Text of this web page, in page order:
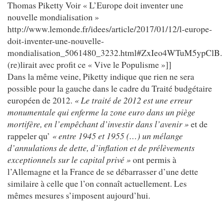
Thomas Piketty Voir « L’Europe doit inventer une
nouvelle mondialisation »
http://www.lemonde.fr/idees/article/2017/01/12/l-europe-
doit-inventer-une-nouvelle-
(re)lirait avec profit ce « Vive le Populisme »]]
Dans la même veine, Piketty indique que rien ne sera
possible pour la gauche dans le cadre du Traité budgétaire
européen de 2012. « Le traité de 2012 est une erreur
monumentale qui enferme la zone euro dans un piège
mortifère, en l’empêchant d’investir dans l’avenir » et de
rappeler qu’ « entre 1945 et 1955 (…) un mélange
d’annulations de dette, d’inflation et de prélèvements
exceptionnels sur le capital privé » ont permis à
l’Allemagne et la France de se débarrasser d’une dette
similaire à celle que l’on connaît actuellement. Les
mêmes mesures s’imposent aujourd’hui.